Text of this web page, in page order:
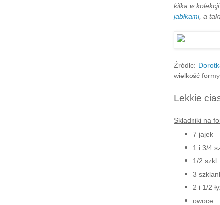
kilka w
jabłkami, a
Źródło:
wielkość
Lekkie
Składniki na
7 jajek
1 i 3/4
1/2
3
2 i 1/2
owoce: